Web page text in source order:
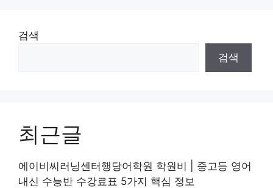
검색
검색
최근글
에이비씨러닝센터행당어학원 학원비 | 중고등 영어
내신 수능반 수강료표 5가지 핵심 정보